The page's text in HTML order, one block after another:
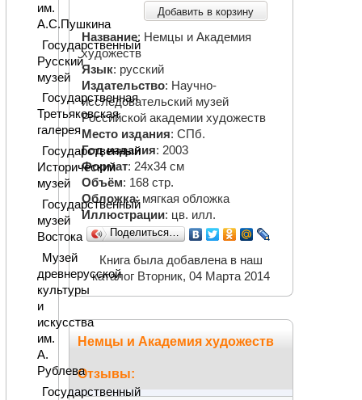
Добавить в корзину
Название: Немцы и Академия
художеств
Язык: русский
Издательство: Научно-
исследовательский музей
Российской академии художеств
Место издания: СПб.
Год издания: 2003
Формат: 24х34 см
Объём: 168 стр.
Обложка: мягкая обложка
Иллюстрации: цв. илл.
Поделиться…
Книга была добавлена в наш
каталог Вторник, 04 Марта 2014
Немцы и Академия художеств
Отзывы:
им.
А.С.Пушкина
Государственный
Русский
музей
Государственная
Третьяковская
галерея
Государственный
Исторический
музей
Государственный
музей
Востока
Музей
древнерусской
культуры
и
искусства
им.
А.
Рублева
Государственный